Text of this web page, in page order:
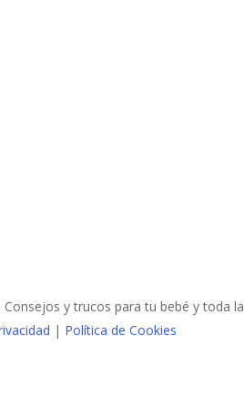
y trucos para tu bebé y toda la
| Política de Cookies